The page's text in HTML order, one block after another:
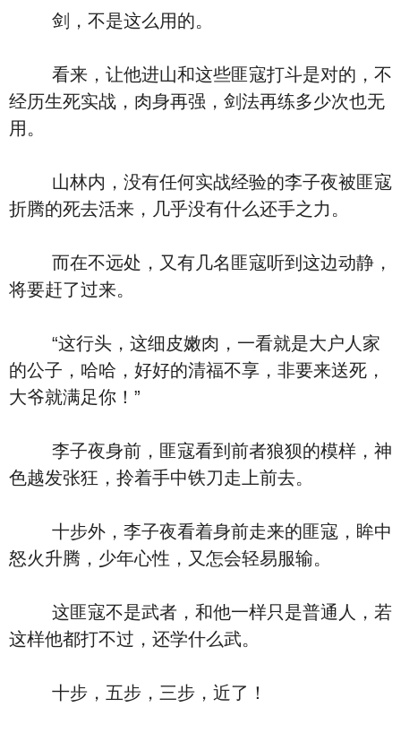
剑，不是这么用的。
看来，让他进山和这些匪寇打斗是对的，不
经历生死实战，肉身再强，剑法再练多少次也无
用。
山林内，没有任何实战经验的李子夜被匪寇
折腾的死去活来，几乎没有什么还手之力。
而在不远处，又有几名匪寇听到这边动静，
将要赶了过来。
“这行头，这细皮嫩肉，一看就是大户人家
的公子，哈哈，好好的清福不享，非要来送死，
大爷就满足你！”
李子夜身前，匪寇看到前者狼狈的模样，神
色越发张狂，拎着手中铁刀走上前去。
十步外，李子夜看着身前走来的匪寇，眸中
怒火升腾，少年心性，又怎会轻易服输。
这匪寇不是武者，和他一样只是普通人，若
这样他都打不过，还学什么武。
十步，五步，三步，近了！